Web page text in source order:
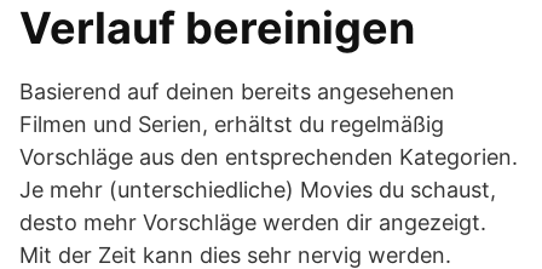
Verlauf bereinigen
Basierend auf deinen bereits angesehenen
Filmen und Serien, erhältst du regelmäßig
Vorschläge aus den entsprechenden Kategorien.
Je mehr (unterschiedliche) Movies du schaust,
desto mehr Vorschläge werden dir angezeigt.
Mit der Zeit kann dies sehr nervig werden.